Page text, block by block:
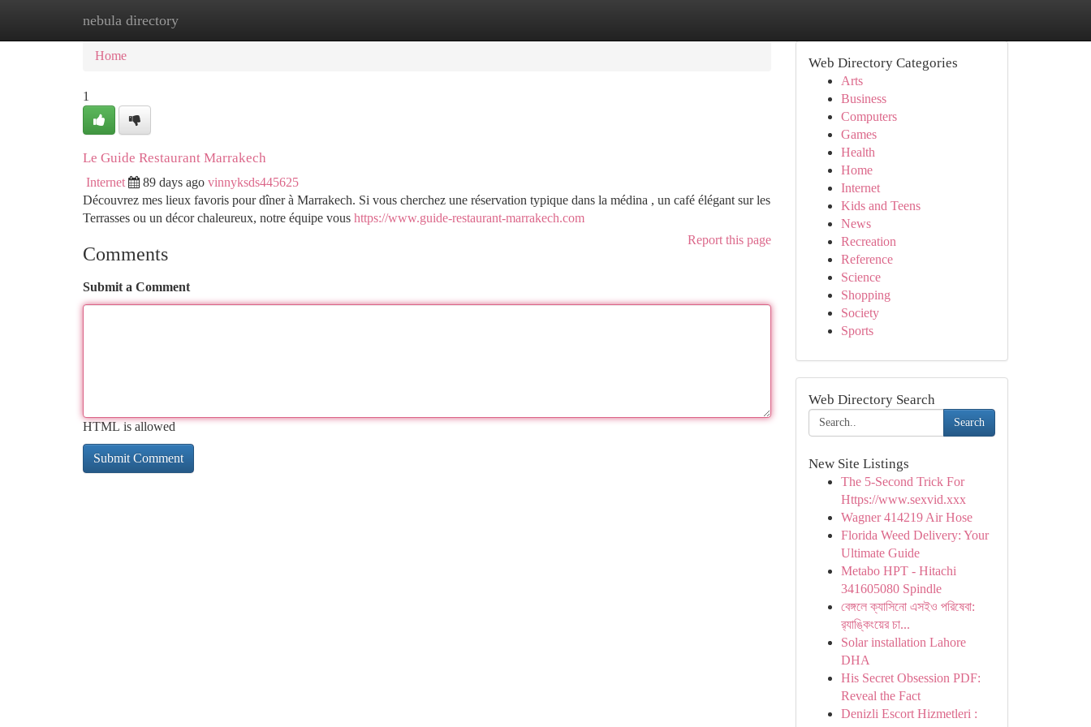
nebula directory
Home New Site Listings
Home
1
Le Guide Restaurant Marrakech
Internet 89 days ago vinnyksds445625
Découvrez mes lieux favoris pour dîner à Marrakech. Si vous cherchez une réservation typique dans la médina , un café élégant sur les
Terrasses ou un décor chaleureux, notre équipe vous https://www.guide-restaurant-marrakech.com
Report this page
Comments
Submit a Comment
HTML is allowed
Web Directory Categories
Arts
Business
Computers
Games
Health
Home
Internet
Kids and Teens
News
Recreation
Reference
Science
Shopping
Society
Sports
Web Directory Search
Search
New Site Listings
The 5-Second Trick For
Https://www.sexvid.xxx
Wagner 414219 Air Hose
Florida Weed Delivery: Your
Ultimate Guide
Metabo HPT - Hitachi
341605080 Spindle
বেঙ্গলে ক্যাসিনো এসইও পরিষেবা:
র‍্যাঙ্কিংয়ের চা...
Solar installation Lahore
DHA
His Secret Obsession PDF:
Reveal the Fact
Denizli Escort Hizmetleri :